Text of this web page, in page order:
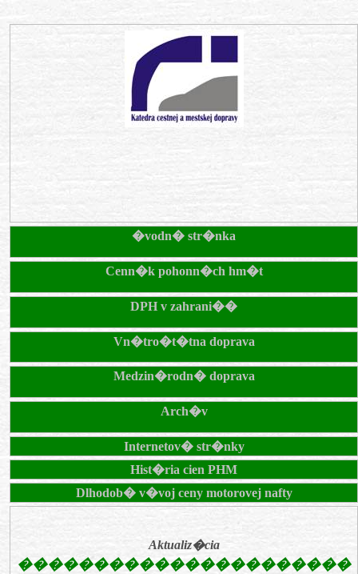
�vodn� str�nka
Cenn�k pohonn�ch hm�t
DPH v zahrani��
Vn�tro�t�tna doprava
Medzin�rodn� doprava
Arch�v
Internetov� str�nky
Hist�ria cien PHM
Dlhodob� v�voj ceny motorovej nafty
Aktualiz�cia
����������������������